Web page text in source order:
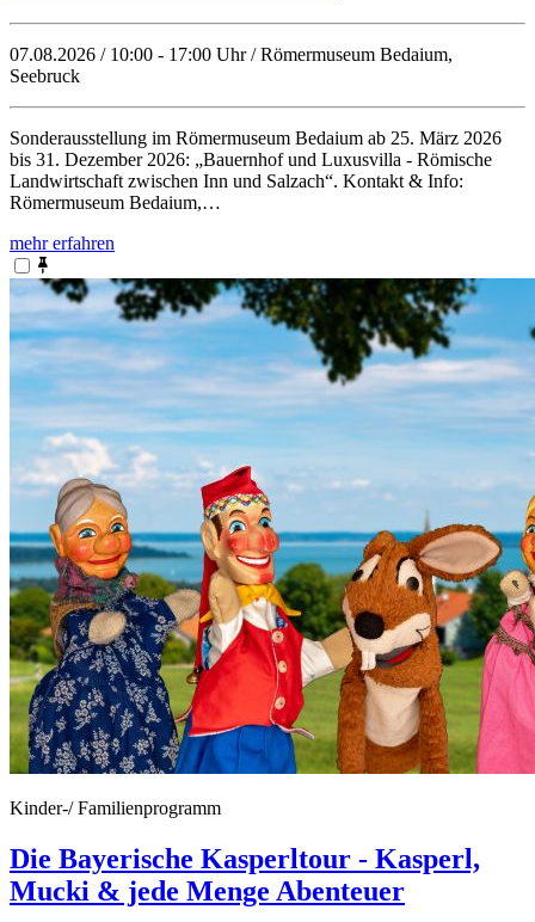
07.08.2026 / 10:00 - 17:00 Uhr / Römermuseum Bedaium,
Seebruck
Sonderausstellung im Römermuseum Bedaium ab 25. März 2026
bis 31. Dezember 2026: „Bauernhof und Luxusvilla - Römische
Landwirtschaft zwischen Inn und Salzach“. Kontakt & Info:
Römermuseum Bedaium,…
mehr erfahren
Kinder-/ Familienprogramm
Die Bayerische Kasperltour - Kasperl,
Mucki & jede Menge Abenteuer